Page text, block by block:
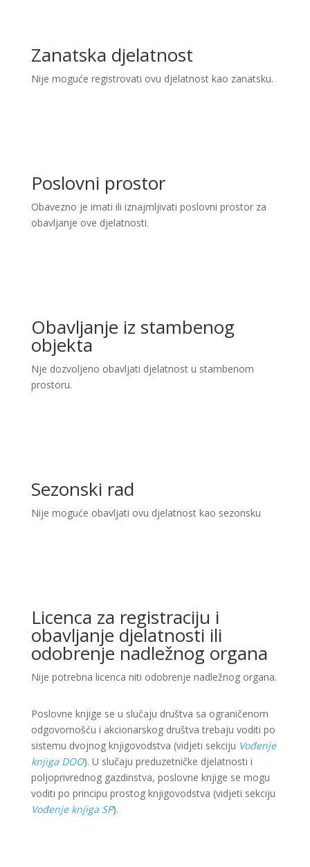
Zanatska djelatnost
Nije moguće registrovati ovu djelatnost kao zanatsku.
Poslovni prostor
Obavezno je imati ili iznajmljivati poslovni prostor za
obavljanje ove djelatnosti.
Obavljanje iz stambenog
objekta
Nje dozvoljeno obavljati djelatnost u stambenom
prostoru.
Sezonski rad
Nije moguće obavljati ovu djelatnost kao sezonsku
Licenca za registraciju i
obavljanje djelatnosti ili
odobrenje nadležnog organa
Nije potrebna licenca niti odobrenje nadležnog organa.
Poslovne knjige se u slučaju društva sa ograničenom
odgovornošću i akcionarskog društva trebaju voditi po
sistemu dvojnog knjigovodstva (vidjeti sekciju Vođenje
knjiga DOO). U slučaju preduzetničke djelatnosti i
poljoprivrednog gazdinstva, poslovne knjige se mogu
voditi po principu prostog knjigovodstva (vidjeti sekciju
Vođenje knjiga SP).